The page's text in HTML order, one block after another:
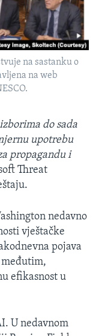
na sastanku o
na web
do sada
upotrebu
propagandu i
Threat
nedavno
vještačke
pojava
efikasnost u
U nedavnom